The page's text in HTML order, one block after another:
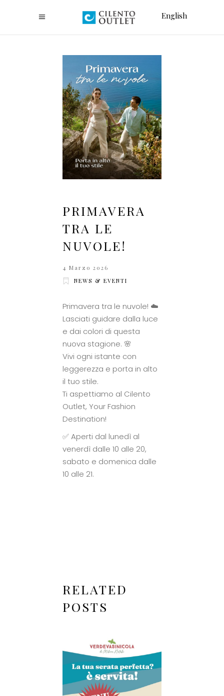
English
PRIMAVERA
TRA LE
NUVOLE!
4 Marzo 2026
NEWS & EVENTI
Primavera tra le nuvole! ☁️
Lasciati guidare dalla luce
e dai colori di questa
nuova stagione. 🌸
Vivi ogni istante con
leggerezza e porta in alto
il tuo stile.
Ti aspettiamo al Cilento
Outlet, Your Fashion
Destination!
✅ Aperti dal lunedì al
venerdì dalle 10 alle 20,
sabato e domenica dalle
10 alle 21.
RELATED
POSTS